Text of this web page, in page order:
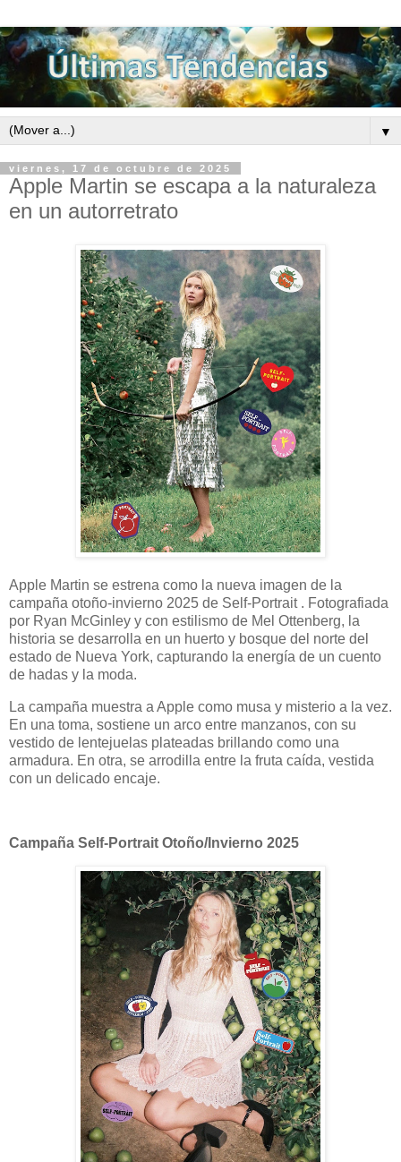
▼
viernes, 17 de octubre de 2025
Apple Martin se escapa a la naturaleza
en un autorretrato
Apple Martin se estrena como la nueva imagen de la
campaña otoño-invierno 2025 de Self-Portrait . Fotografiada
por Ryan McGinley y con estilismo de Mel Ottenberg, la
historia se desarrolla en un huerto y bosque del norte del
estado de Nueva York, capturando la energía de un cuento
de hadas y la moda.
La campaña muestra a Apple como musa y misterio a la vez.
En una toma, sostiene un arco entre manzanos, con su
vestido de lentejuelas plateadas brillando como una
armadura. En otra, se arrodilla entre la fruta caída, vestida
con un delicado encaje.
Campaña Self-Portrait Otoño/Invierno 2025